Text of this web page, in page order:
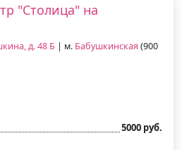
"Столица" на
д. 48 Б | м. Бабушкинская (900
5000 руб.